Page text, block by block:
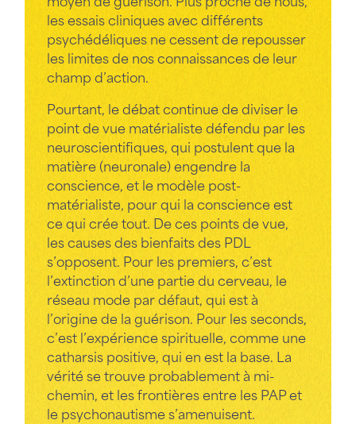
les essais cliniques avec différents
psychédéliques ne cessent de repousser
les limites de nos connaissances de leur
champ d’action.
Pourtant, le débat continue de diviser le
point de vue matérialiste défendu par les
neuroscientifiques, qui postulent que la
matière (neuronale) engendre la
conscience, et le modèle post-
matérialiste, pour qui la conscience est
ce qui crée tout. De ces points de vue,
les causes des bienfaits des PDL
s’opposent. Pour les premiers, c’est
l’extinction d’une partie du cerveau, le
réseau mode par défaut, qui est à
l’origine de la guérison. Pour les seconds,
c’est l’expérience spirituelle, comme une
catharsis positive, qui en est la base. La
vérité se trouve probablement à mi-
chemin, et les frontières entre les PAP et
le psychonautisme s’amenuisent.